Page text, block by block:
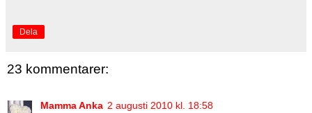
Dela
23 kommentarer:
Mamma Anka 2 augusti 2010 kl. 18:58